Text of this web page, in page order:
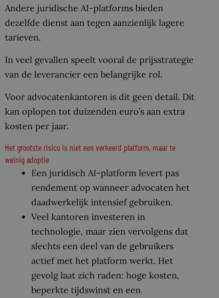
Andere juridische AI-platforms bieden
dezelfde dienst aan tegen aanzienlijk lagere
tarieven.
In veel gevallen speelt vooral de prijsstrategie
van de leverancier een belangrijke rol.
Voor advocatenkantoren is dit geen detail. Dit
kan oplopen tot duizenden euro’s aan extra
kosten per jaar.
Het grootste risico is niet een verkeerd platform, maar te
weinig adoptie
Een juridisch AI-platform levert pas
rendement op wanneer advocaten het
daadwerkelijk intensief gebruiken.
Veel kantoren investeren in
technologie, maar zien vervolgens dat
slechts een deel van de gebruikers
actief met het platform werkt. Het
gevolg laat zich raden: hoge kosten,
beperkte tijdswinst en een